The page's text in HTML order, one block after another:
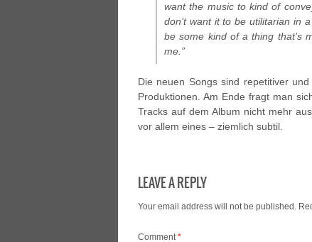
want the music to kind of
don’t want it to be utilitarian in
be some kind of a thing that’s
me.”
Die neuen Songs sind repetitiver
Produktionen. Am Ende fragt man
Tracks auf dem Album nicht mehr
vor allem eines – ziemlich subtil.
LEAVE A REPLY
Your email address will not be published.
Comment*